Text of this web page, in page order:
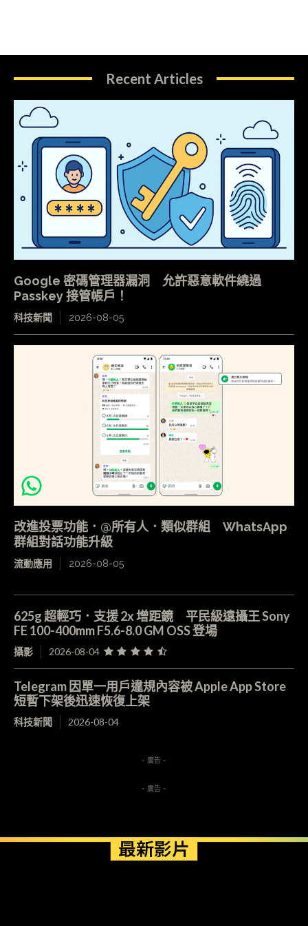
Recent Articles
Google 密碼管理器漏洞 允許惡意軟件繞過
Passkey 接管帳戶！
科技新聞 2026-08-05
改進投票功能．@所有人．類似群組 WhatsApp
群組對話功能升級
流動應用 2026-08-05
625g 超輕巧．支援 2x 增距鏡 平民級遠攝王 Sony
FE 100-400mm F5.6-8.0 GM OSS 登場
攝影 2026-08-04
Telegram 因單一用戶違規內容被 Apple App Store
短暫下架後迅速恢復上架
科技新聞 2026-08-04
- 廣告 -
- 廣告 -
最新影片